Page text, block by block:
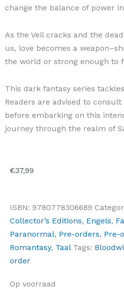
change the balance of power
As the Veil cracks and the
us, love becomes a
the world or strong enough to
This dark fantasy series
Readers are advised to
before embarking on this
journey through the realm of
€37,99
ISBN: 9780778306689
Collector’s Editions, Engels,
Paranormal, Pre-orders, Pre-
Romantasy, Taal Tags:
order
Op voorraad
With